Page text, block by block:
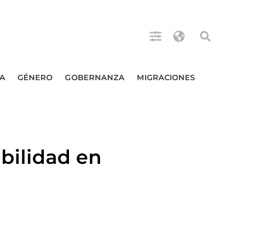
GÉNERO GOBERNANZA MIGRACIONES
en